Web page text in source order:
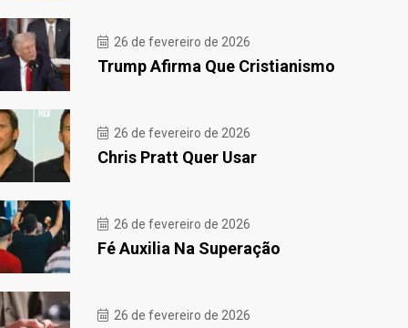
26 de fevereiro de 2026
Trump Afirma Que Cristianismo
26 de fevereiro de 2026
Chris Pratt Quer Usar
26 de fevereiro de 2026
Fé Auxilia Na Superação
26 de fevereiro de 2026